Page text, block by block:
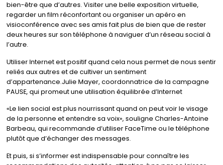
bien-être que d’autres. Visiter une belle exposition virtuelle,
regarder un film réconfortant ou organiser un apéro en
visioconférence avec ses amis fait plus de bien que de rester
deux heures sur son téléphone à naviguer d’un réseau social à
l’autre.
Utiliser Internet est positif quand cela nous permet de nous sentir
reliés aux autres et de cultiver un sentiment
d’appartenance.Julie Mayer, coordonnatrice de la campagne
PAUSE, qui promeut une utilisation équilibrée d’Internet
Le lien social est plus nourrissant quand on peut voir le visage
de la personne et entendre sa voix , souligne Charles-Antoine
Barbeau, qui recommande d’utiliser FaceTime ou le téléphone
plutôt que d’échanger des messages.
Et puis, si s’informer est indispensable pour connaître les